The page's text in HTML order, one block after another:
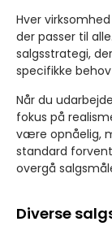
Hver
der passer til
salgsstrategi,
specifikke
Når du
fokus på
være opnåelig,
standard
overgå
Diverse